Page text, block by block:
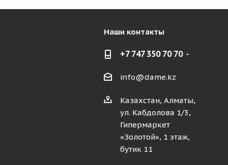
Наши контакты
+7 747 350 70 70
info@dame.kz
Казахстан, Алматы,
ул. Кабдолова 1/3,
Гипермаркет
«Золотой», 1 этаж,
бутик 11